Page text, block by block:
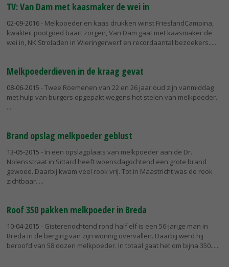
TV: Van Dam met kaasmaker de wei in
02-09-2016- Melkpoeder en kaas drukken winst FrieslandCampina,
kwaliteit pootgoed baart zorgen, Van Dam gaat met kaasmaker de
wei in, NK Stroladen in Wieringerwerf en recordaantal bezoekers...
Melkpoederdieven in de kraag gevat
08-06-2015 - Twee Roemenen van 22 en 26 jaar oud zijn vanmiddag
met hulp van burgers opgepakt wegens het stelen van melkpoeder.
Brand opslag melkpoeder geblust
13-05-2015 - In een opslagplaats van melkpoeder aan de Dr.
Nolensstraat in Sittard heeft woensdagochtend een grote brand
gewoed. Daarbij kwam veel rook vrij. Tot in Maastricht was de rook
zichtbaar.
Roof 350 pakken melkpoeder in Breda
10-04-2015 - Gisterenochtend rond half elf is een 56-jarige man in
Breda in de berging van zijn woning overvallen. Daarbij werd hij
beroofd van 58 dozen melkpoeder. In totaal gaat het om bijna 350...